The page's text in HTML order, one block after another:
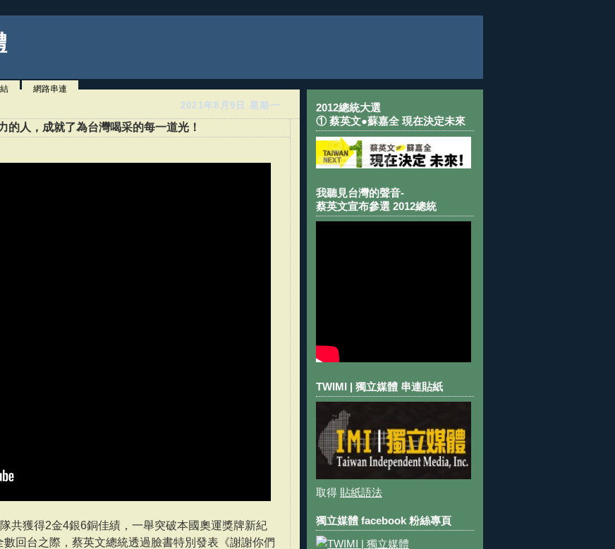
網路串連
2021年8月9日 星期一
的人，成就了為台灣喝采的每一道光！
共獲得2金4銀6銅佳績，一舉突破本國奧運獎牌新紀
回台之際，蔡英文總統透過臉書特別發表《謝謝你們
2012總統大選
① 蔡英文●蘇嘉全 現在決定未來
我聽見台灣的聲音-
蔡英文宣布參選 2012總統
TWIMI | 獨立媒體 串連貼紙
取得 貼紙語法
獨立媒體 facebook 粉絲專頁